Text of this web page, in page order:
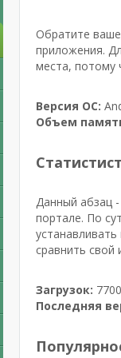
Обратите
приложения.
места, потому
Версия ОС:
Объем
Данный абзац -
портале. По
сравнить
Загрузок:
Последняя